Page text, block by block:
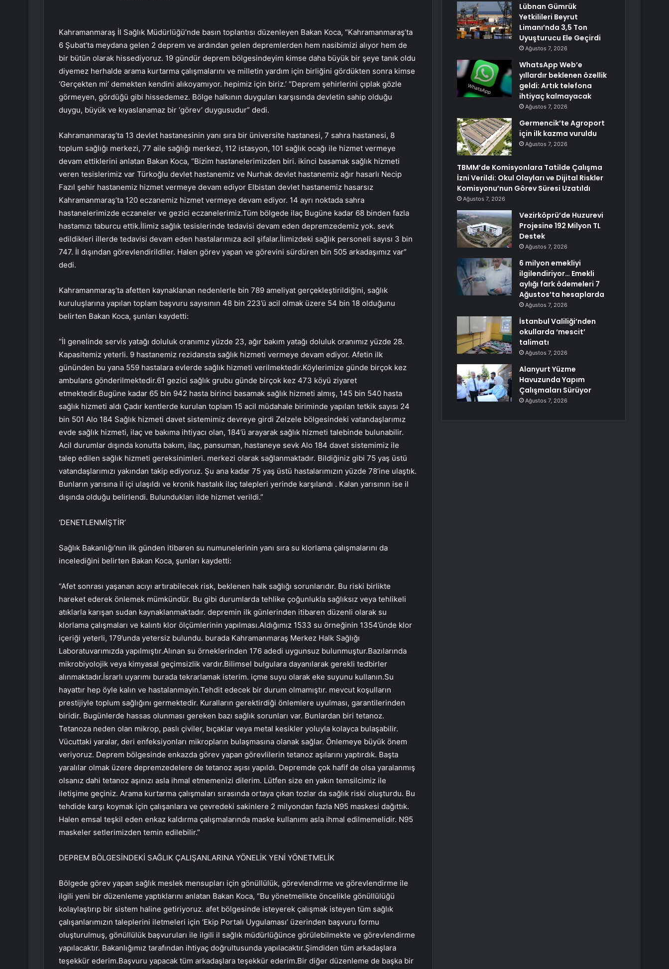
Kahramanmaraş İl Sağlık Müdürlüğü’nde basın toplantısı düzenleyen Bakan Koca, “Kahramanmaraş’ta
6 Şubat’ta meydana gelen 2 deprem ve ardından gelen depremlerden hem nasibimizi alıyor hem de
bir bütün olarak hissediyoruz. 19 gündür deprem bölgesindeyim kimse daha büyük bir şeye tanık oldu
diyemez herhalde arama kurtarma çalışmalarını ve milletin yardım için birliğini gördükten sonra kimse
‘Gerçekten mi’ demekten kendini alıkoyamıyor. hepimiz için biriz.’ “Deprem şehirlerini çıplak gözle
görmeyen, gördüğü gibi hissedemez. Bölge halkının duyguları karşısında devletin sahip olduğu
duygu, büyük ve kıyaslanamaz bir ‘görev’ duygusudur” dedi.
Kahramanmaraş’ta 13 devlet hastanesinin yanı sıra bir üniversite hastanesi, 7 sahra hastanesi, 8
toplum sağlığı merkezi, 77 aile sağlığı merkezi, 112 istasyon, 101 sağlık ocağı ile hizmet vermeye
devam ettiklerini anlatan Bakan Koca, “Bizim hastanelerimizden biri. ikinci basamak sağlık hizmeti
veren tesislerimiz var Türkoğlu devlet hastanemiz ve Nurhak devlet hastanemiz ağır hasarlı Necip
Fazıl şehir hastanemiz hizmet vermeye devam ediyor Elbistan devlet hastanemiz hasarsız
Kahramanmaraş’ta 120 eczanemiz hizmet vermeye devam ediyor. 14 ayrı noktada sahra
hastanelerimizde eczaneler ve gezici eczanelerimiz.Tüm bölgede ilaç Bugüne kadar 68 binden fazla
hastamızı taburcu ettik.İlimiz sağlık tesislerinde tedavisi devam eden depremzedemiz yok. sevk
edildikleri illerde tedavisi devam eden hastalarımıza acil şifalar.İlimizdeki sağlık personeli sayısı 3 bin
747. İl dışından görevlendirildiler. Halen görev yapan ve görevini sürdüren bin 505 arkadaşımız var”
dedi.
Kahramanmaraş’ta afetten kaynaklanan nedenlerle bin 789 ameliyat gerçekleştirildiğini, sağlık
kuruluşlarına yapılan toplam başvuru sayısının 48 bin 223’ü acil olmak üzere 54 bin 18 olduğunu
belirten Bakan Koca, şunları kaydetti:
“İl genelinde servis yatağı doluluk oranımız yüzde 23, ağır bakım yatağı doluluk oranımız yüzde 28.
Kapasitemiz yeterli. 9 hastanemiz rezidansta sağlık hizmeti vermeye devam ediyor. Afetin ilk
gününden bu yana 559 hastalara evlerde sağlık hizmeti verilmektedir.Köylerimize günde birçok kez
ambulans gönderilmektedir.61 gezici sağlık grubu günde birçok kez 473 köyü ziyaret
etmektedir.Bugüne kadar 65 bin 942 hasta birinci basamak sağlık hizmeti almış, 145 bin 540 hasta
sağlık hizmeti aldı Çadır kentlerde kurulan toplam 15 acil müdahale biriminde yapılan tetkik sayısı 24
bin 501 Alo 184 Sağlık hizmeti davet sistemimiz devreye girdi Zelzele bölgesindeki vatandaşlarımız
evde sağlık hizmeti, ilaç ve bakıma ihtiyacı olan, 184’ü arayarak sağlık hizmeti talebinde bulunabilir.
Acil durumlar dışında konutta bakım, ilaç, pansuman, hastaneye sevk Alo 184 davet sistemimiz ile
talep edilen sağlık hizmeti gereksinimleri. merkezi olarak sağlanmaktadır. Bildiğiniz gibi 75 yaş üstü
vatandaşlarımızı yakından takip ediyoruz. Şu ana kadar 75 yaş üstü hastalarımızın yüzde 78’ine ulaştık.
Bunların yarısına il içi ulaşıldı ve kronik hastalık ilaç talepleri yerinde karşılandı . Kalan yarısının ise il
dışında olduğu belirlendi. Bulundukları ilde hizmet verildi.”
‘DENETLENMİŞTİR’
Sağlık Bakanlığı’nın ilk günden itibaren su numunelerinin yanı sıra su klorlama çalışmalarını da
incelediğini belirten Bakan Koca, şunları kaydetti:
“Afet sonrası yaşanan acıyı artırabilecek risk, beklenen halk sağlığı sorunlarıdır. Bu riski birlikte
hareket ederek önlemek mümkündür. Bu gibi durumlarda tehlike çoğunlukla sağlıksız veya tehlikeli
atıklarla karışan sudan kaynaklanmaktadır. depremin ilk günlerinden itibaren düzenli olarak su
klorlama çalışmaları ve kalıntı klor ölçümlerinin yapılması.Aldığımız 1533 su örneğinin 1354’ünde klor
içeriği yeterli, 179’unda yetersiz bulundu. burada Kahramanmaraş Merkez Halk Sağlığı
Laboratuvarımızda yapılmıştır.Alınan su örneklerinden 176 adedi uygunsuz bulunmuştur.Bazılarında
mikrobiyolojik veya kimyasal geçimsizlik vardır.Bilimsel bulgulara dayanılarak gerekli tedbirler
alınmaktadır.İsrarlı uyarımı burada tekrarlamak isterim. içme suyu olarak eke suyunu kullanın.Su
hayattır hep öyle kalın ve hastalanmayin.Tehdit edecek bir durum olmamıştır. mevcut koşulların
prestijiyle toplum sağlığını germektedir. Kuralların gerektirdiği önlemlere uyulması, garantilerinden
biridir. Bugünlerde hassas olunması gereken bazı sağlık sorunları var. Bunlardan biri tetanoz.
Tetanoza neden olan mikrop, paslı çiviler, bıçaklar veya metal kesikler yoluyla kolayca bulaşabilir.
Vücuttaki yaralar, deri enfeksiyonları mikropların bulaşmasına olanak sağlar. Önlemeye büyük önem
veriyoruz. Deprem bölgesinde enkazda görev yapan görevlilerin tetanoz aşılarını yaptırdık. Başta
yaralılar olmak üzere depremzedelere de tetanoz aşısı yapıldı. Depremde çok hafif de olsa yaralanmış
olsanız dahi tetanoz aşınızı asla ihmal etmemenizi dilerim. Lütfen size en yakın temsilcimiz ile
iletişime geçiniz. Arama kurtarma çalışmaları sırasında ortaya çıkan tozlar da sağlık riski oluşturdu. Bu
tehdide karşı koymak için çalışanlara ve çevredeki sakinlere 2 milyondan fazla N95 maskesi dağıttık.
Halen emsal teşkil eden enkaz kaldırma çalışmalarında maske kullanımı asla ihmal edilmemelidir. N95
maskeler setlerimizden temin edilebilir.”
DEPREM BÖLGESİNDEKİ SAĞLIK ÇALIŞANLARINA YÖNELİK YENİ YÖNETMELİK
Bölgede görev yapan sağlık meslek mensupları için gönüllülük, görevlendirme ve görevlendirme ile
ilgili yeni bir düzenleme yaptıklarını anlatan Bakan Koca, “Bu yönetmelikte öncelikle gönüllülüğü
kolaylaştırıp bir sistem haline getiriyoruz. afet bölgesinde isteyerek çalışmak isteyen tüm sağlık
çalışanlarımızın taleplerini iletmeleri için ‘Ekip Portalı Uygulaması’ üzerinden başvuru formu
oluşturulmuş, gönüllülük başvuruları ile ilgili il sağlık müdürlüğünce görülebilmekte ve görevlendirme
yapılacaktır. Bakanlığımız tarafından ihtiyaç doğrultusunda yapılacaktır.Şimdiden tüm arkadaşlara
teşekkür ederim.Başvuru yapacak tüm arkadaşlara teşekkür ederim.Bir diğer düzenleme de başka bir
Lübnan Gümrük
Yetkilileri Beyrut
Limanı’nda 3,5 Ton
Uyuşturucu Ele Geçirdi
Ağustos 7, 2026
WhatsApp Web’e
yıllardır beklenen özellik
geldi: Artık telefona
ihtiyaç kalmayacak
Ağustos 7, 2026
Germencik’te Agroport
için ilk kazma vuruldu
Ağustos 7, 2026
TBMM’de Komisyonlara Tatilde Çalışma
İzni Verildi: Okul Olayları ve Dijital Riskler
Komisyonu’nun Görev Süresi Uzatıldı
Ağustos 7, 2026
Vezirköprü’de Huzurevi
Projesine 192 Milyon TL
Destek
Ağustos 7, 2026
6 milyon emekliyi
ilgilendiriyor… Emekli
aylığı fark ödemeleri 7
Ağustos’ta hesaplarda
Ağustos 7, 2026
İstanbul Valiliği’nden
okullarda ‘mescit’
talimatı
Ağustos 7, 2026
Alanyurt Yüzme
Havuzunda Yapım
Çalışmaları Sürüyor
Ağustos 7, 2026